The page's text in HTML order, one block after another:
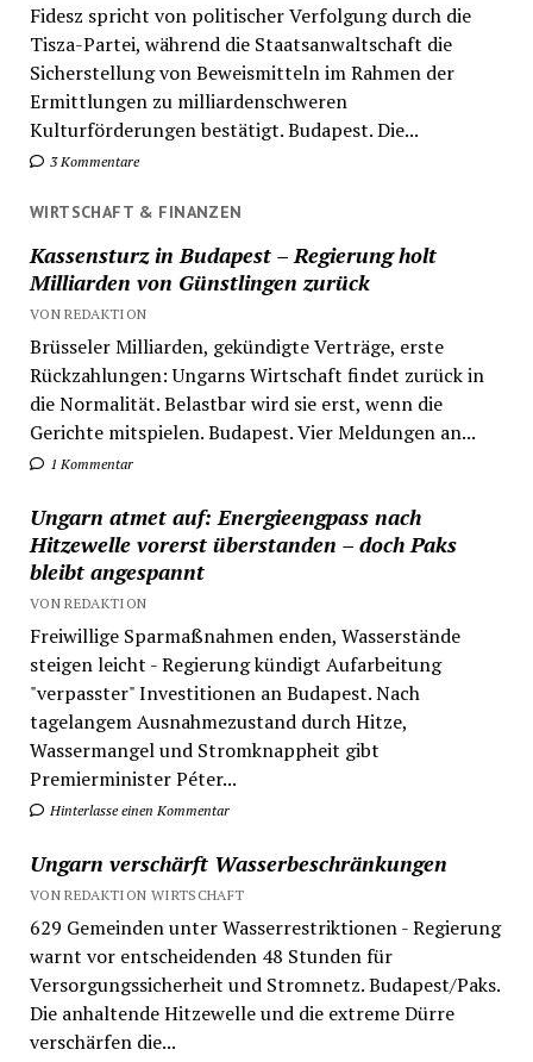
Fidesz spricht von politischer Verfolgung durch die
Tisza-Partei, während die Staatsanwaltschaft die
Sicherstellung von Beweismitteln im Rahmen der
Ermittlungen zu milliardenschweren
Kulturförderungen bestätigt. Budapest. Die...
3 Kommentare
WIRTSCHAFT & FINANZEN
Kassensturz in Budapest – Regierung holt
Milliarden von Günstlingen zurück
VON REDAKTION
Brüsseler Milliarden, gekündigte Verträge, erste
Rückzahlungen: Ungarns Wirtschaft findet zurück in
die Normalität. Belastbar wird sie erst, wenn die
Gerichte mitspielen. Budapest. Vier Meldungen an...
1 Kommentar
Ungarn atmet auf: Energieengpass nach
Hitzewelle vorerst überstanden – doch Paks
bleibt angespannt
VON REDAKTION
Freiwillige Sparmaßnahmen enden, Wasserstände
steigen leicht - Regierung kündigt Aufarbeitung
"verpasster" Investitionen an Budapest. Nach
tagelangem Ausnahmezustand durch Hitze,
Wassermangel und Stromknappheit gibt
Premierminister Péter...
Hinterlasse einen Kommentar
Ungarn verschärft Wasserbeschränkungen
VON REDAKTION WIRTSCHAFT
629 Gemeinden unter Wasserrestriktionen - Regierung
warnt vor entscheidenden 48 Stunden für
Versorgungssicherheit und Stromnetz. Budapest/Paks.
Die anhaltende Hitzewelle und die extreme Dürre
verschärfen die...